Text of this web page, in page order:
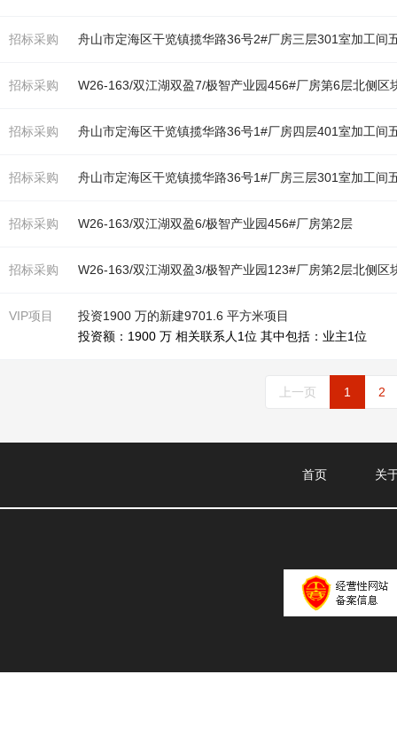
招标采购 舟山市定海区干览镇揽华路36号2#厂房三层301室加工间
招标采购 W26-163/双江湖双盈7/极智产业园456#厂房第6层北侧区
招标采购 舟山市定海区干览镇揽华路36号1#厂房四层401室加工间
招标采购 舟山市定海区干览镇揽华路36号1#厂房三层301室加工间
招标采购 W26-163/双江湖双盈6/极智产业园456#厂房第2层
招标采购 W26-163/双江湖双盈3/极智产业园123#厂房第2层北侧区
VIP项目
投资1900 万的新建9701.6 平方米项目
投资额：1900 万 相关联系人1位 其中包括：业主1位
上一页 1 2
首页 关